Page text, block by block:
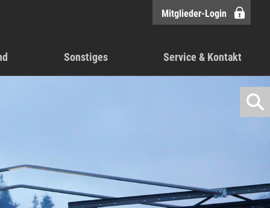
Sonstiges Service & Kontakt
Mitglieder-Login